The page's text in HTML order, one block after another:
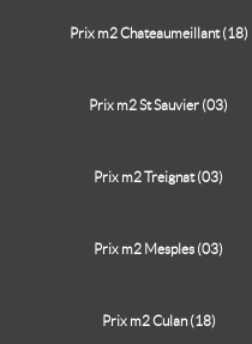
Prix m2 Chateaumeillant (18)
Prix m2 St Sauvier (03)
Prix m2 Treignat (03)
Prix m2 Mesples (03)
Prix m2 Culan (18)